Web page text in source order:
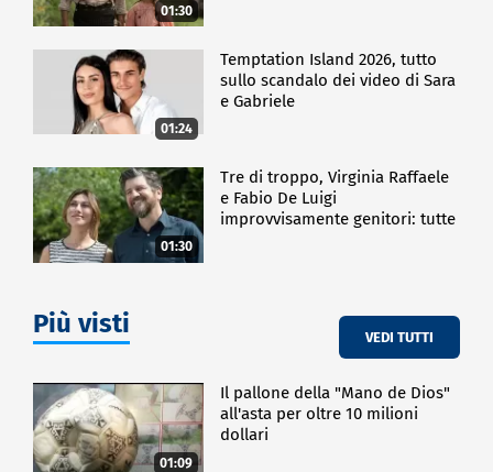
01:30
01:24
Temptation Island 2026, tutto
sullo scandalo dei video di Sara
e Gabriele
01:30
Tre di troppo, Virginia Raffaele
e Fabio De Luigi
improvvisamente genitori: tutte
Più visti VEDI TUTTI
01:09
Il pallone della "Mano de Dios"
all'asta per oltre 10 milioni
dollari